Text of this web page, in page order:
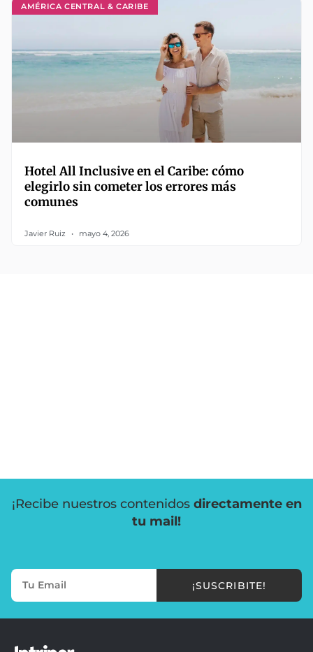
AMÉRICA CENTRAL & CARIBE
Hotel All Inclusive en el Caribe: cómo
elegirlo sin cometer los errores más
comunes
Javier Ruiz mayo 4, 2026
¡Recibe nuestros contenidos directamente en
tu mail!
¡SUSCRIBITE!